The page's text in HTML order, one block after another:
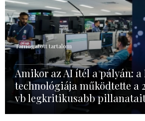
Támogatott tartalom
Amikor az AI ítél a pályán: a
technológiája működtette a
vb legkritikusabb